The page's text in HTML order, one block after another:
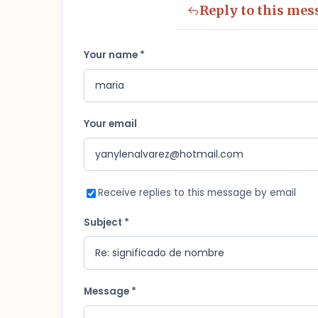
Reply to this
Your name *
Your email
Receive replies to this message by email
Subject *
Message *